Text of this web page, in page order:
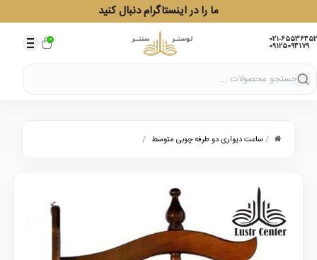
ما را در اینستاگرام دنبال کنید
021-65536452
09125094179
0
/ ساعت دیواری دو طرفه چوبی متوسط /